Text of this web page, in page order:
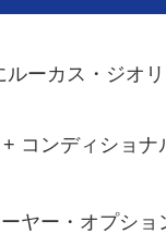
ーカス・ジオ
コンディショナ
ヤー・オプショ